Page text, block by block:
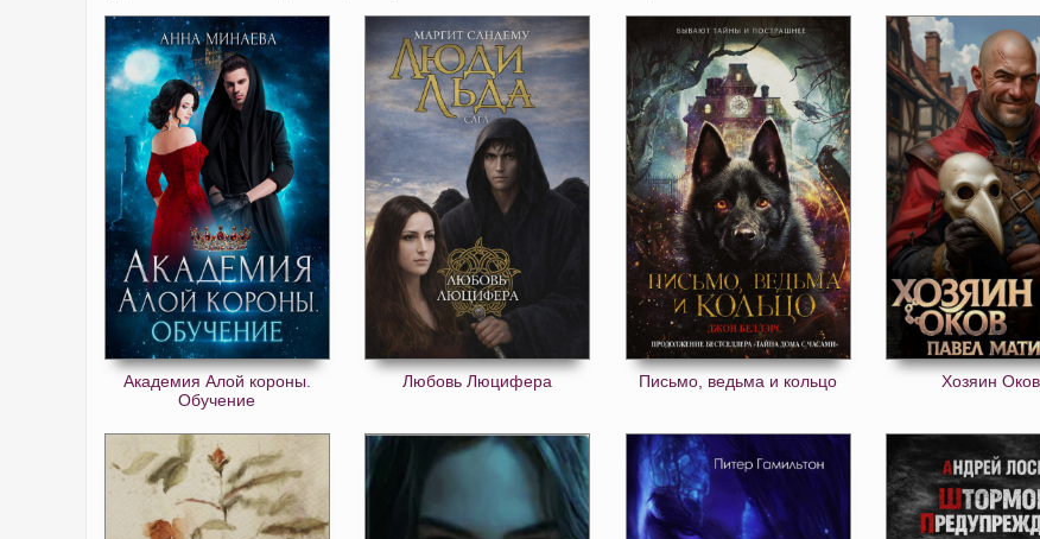
Академия Алой короны.
Обучение
Любовь Люцифера Письмо, ведьма и кольцо Хозяин